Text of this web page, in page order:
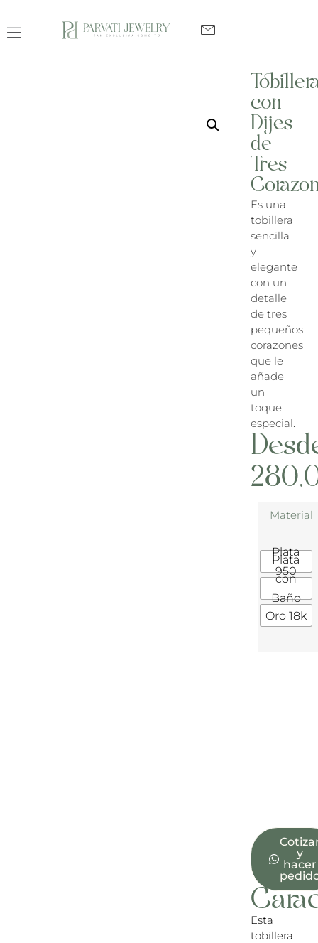
con
Dijes
de
Tres
Es una
tobillera
sencilla
y
elegante
con un
detalle
de tres
pequeños
corazones
que le
añade
un
toque
especial.
Material
Plata
950
Plata
con
Baño
de Oro
Oro 18k
y
hacer
Esta
tobillera